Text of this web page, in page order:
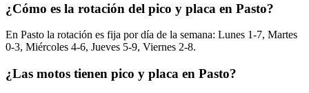
¿Cómo es la rotación del pico y placa en Pasto?
En Pasto la rotación es fija por día de la semana: Lunes 1-7, Martes
0-3, Miércoles 4-6, Jueves 5-9, Viernes 2-8.
¿Las motos tienen pico y placa en Pasto?